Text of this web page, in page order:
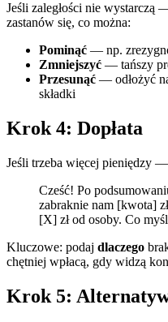
Jeśli zaległości nie
zastanów się, co można:
Pominąć — np.
Zmniejszyć — tańszy
Przesunąć — odłożyć
składki
Krok 4: Dopłata
Jeśli trzeba więcej pieniędzy
Cześć! Po
zabraknie nam [kwota]
[X] zł od osoby. Co
Kluczowe: podaj dlaczego
chętniej wpłacą, gdy widzą
Krok 5: